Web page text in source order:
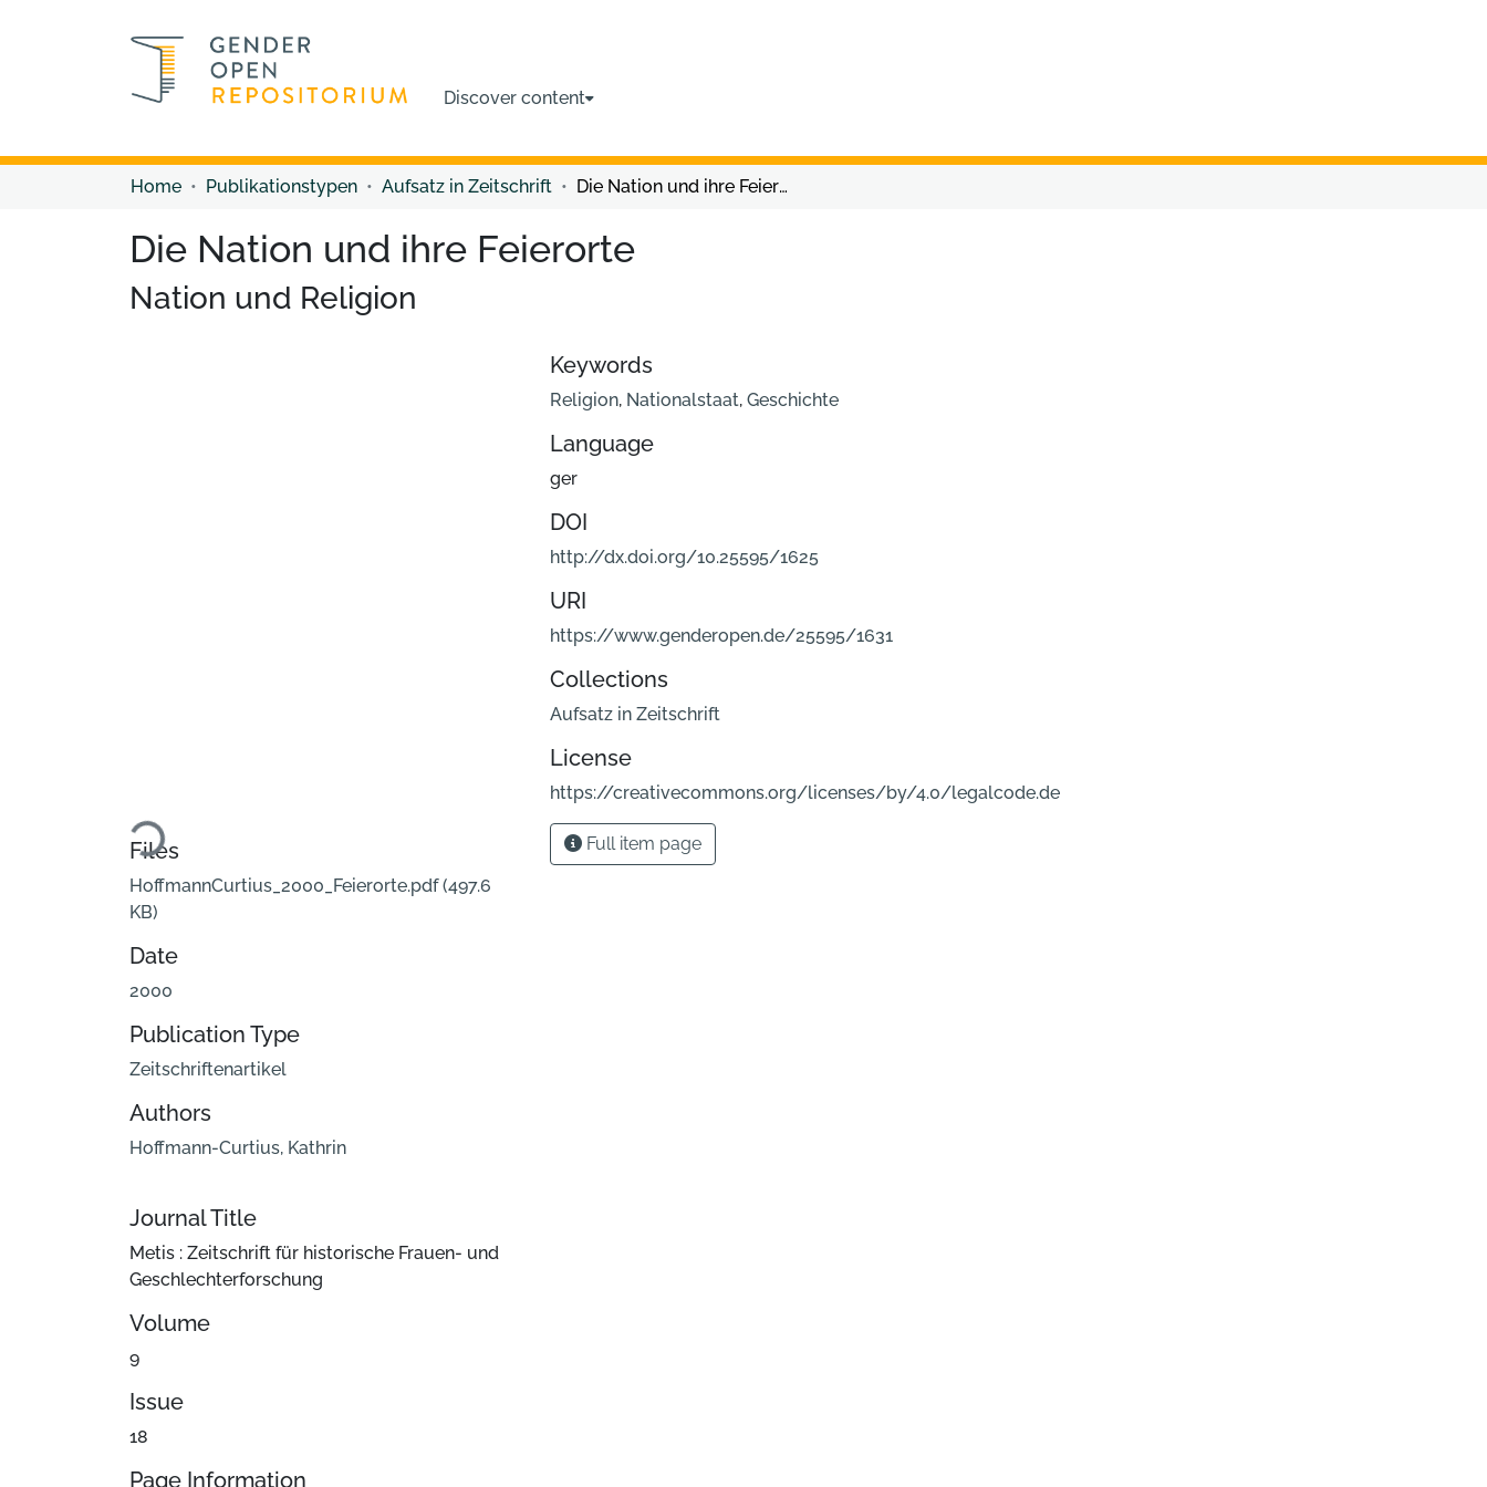
Discover content
Home Publikationstypen Aufsatz in Zeitschrift Die Nation und ihre Feierorte
Die Nation und ihre Feierorte
Nation und Religion
Loading...
Files
HoffmannCurtius_2000_Feierorte.pdf(497.6
KB)
Date
2000
Publication Type
Zeitschriftenartikel
Authors
Hoffmann-Curtius, Kathrin
Journal Title
Metis : Zeitschrift für historische Frauen- und
Geschlechterforschung
Volume
9
Issue
18
Page Information
Keywords
Religion, Nationalstaat, Geschichte
Language
ger
DOI
http://dx.doi.org/10.25595/1625
URI
https://www.genderopen.de/25595/1631
Collections
Aufsatz in Zeitschrift
License
https://creativecommons.org/licenses/by/4.0/legalcode.de
Full item page